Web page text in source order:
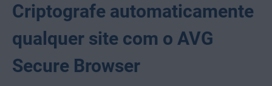
Criptografe automaticamente
qualquer site com o AVG
Secure Browser